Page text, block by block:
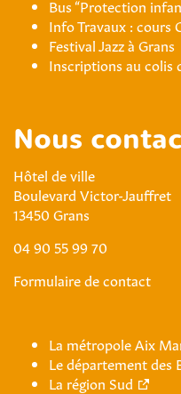
Bus “Protection
Info Travaux : cours
Festival Jazz à Grans
Inscriptions au colis
Nous
Hôtel de ville
Boulevard Victor-Jauffret
13450 Grans
04 90 55 99 70
Formulaire de contact
La métropole Aix
Le département des
La région Sud